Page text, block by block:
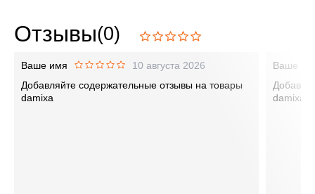
Отзывы(0)
Ваше имя
10 августа 2026
Добавляйте содержательные отзывы на товары
damixa
Ваше
damixa